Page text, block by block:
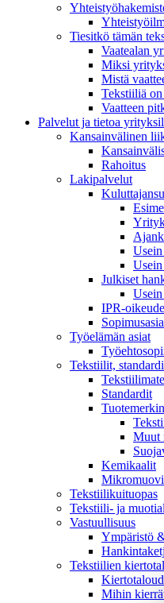
Tiesitkö tämän
Vaatealan
Miksi
Mistä
Tekstiiliä
Vaatteen
Palvelut ja tietoa
Kansainvälinen
Rahoitus
Lakipalvelut
Julkiset
IPR-
Työelämän asiat
Tekstiilit,
Standardit
Muut
Kemikaalit
Tekstiilikuitu­opas
Tekstiili- ja
Vastuullisuus
Ympäristö
Tekstiilien
Mihin